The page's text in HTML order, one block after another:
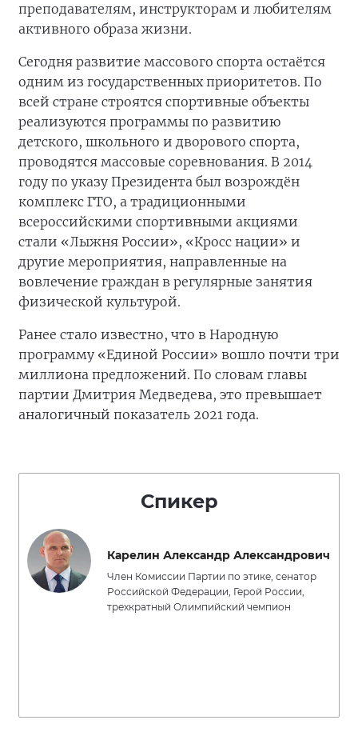
преподавателям, инструкторам и любителям
активного образа жизни.
Сегодня развитие массового спорта остаётся
одним из государственных приоритетов. По
всей стране строятся спортивные объекты
реализуются программы по развитию
детского, школьного и дворового спорта,
проводятся массовые соревнования. В 2014
году по указу Президента был возрождён
комплекс ГТО, а традиционными
всероссийскими спортивными акциями
стали «Лыжня России», «Кросс нации» и
другие мероприятия, направленные на
вовлечение граждан в регулярные занятия
физической культурой.
Ранее стало известно, что в Народную
программу «Единой России» вошло почти три
миллиона предложений. По словам главы
партии Дмитрия Медведева, это превышает
аналогичный показатель 2021 года.
Спикер
Карелин Александр Александрович
Член Комиссии Партии по этике, сенатор
Российской Федерации, Герой России,
трехкратный Олимпийский чемпион